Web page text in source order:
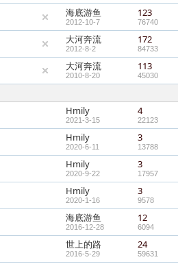
海底游鱼
2012-10-7
123
76740
大河奔流
2012-8-2
172
84733
大河奔流
2010-8-20
113
45030
Hmily
2021-3-15
4
22123
Hmily
2020-6-11
3
13788
Hmily
2020-9-22
3
17957
Hmily
2020-1-16
3
9578
海底游鱼
2016-12-28
12
6094
世上的路
2016-5-29
24
59631